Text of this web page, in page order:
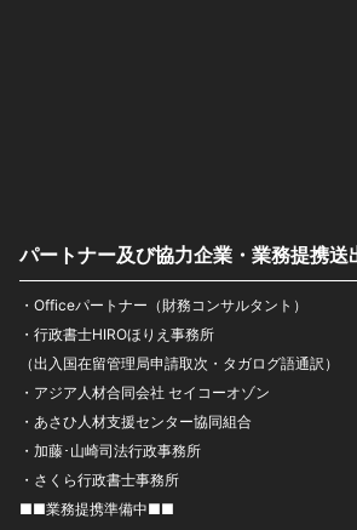
パートナー及び協力企業・業務提携送
・Officeパートナー（財務コンサルタント）
・行政書士HIROほりえ事務所
（出入国在留管理局申請取次・タガログ語通訳）
・アジア人材合同会社 セイコーオゾン
・あさひ人材支援センター協同組合
・加藤･山崎司法行政事務所
・さくら行政書士事務所
■■業務提携準備中■■